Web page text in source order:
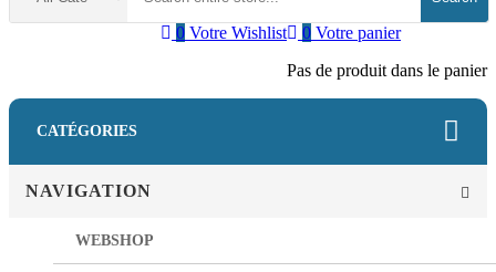
0 Votre panier
Pas de produit dans le panier
0 Votre Wishlist
CATÉGORIES
NAVIGATION
WEBSHOP